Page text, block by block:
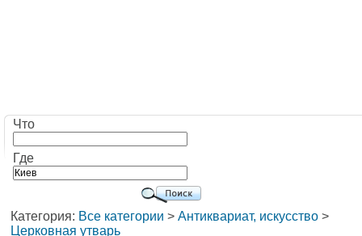
Что
Где
Категория: Все категории > Антиквариат, искусство >
Церковная утварь